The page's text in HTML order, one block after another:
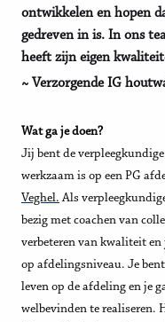
ontwikkelen en hopen
gedreven in is. In ons
heeft zijn eigen
~ Verzorgende IG
Wat ga je doen?
Jij bent de
werkzaam is op een PG
Veghel. Als
bezig met coachen van
verbeteren van kwaliteit en
op afdelingsniveau. Je
leven op de afdeling en je
welbevinden te realiseren.